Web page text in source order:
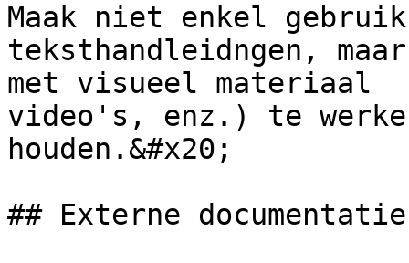
Maak niet enkel
teksthandleidngen,
met visueel materiaal
video's, enz.) te
houden.&#x20;
## Externe documentatie